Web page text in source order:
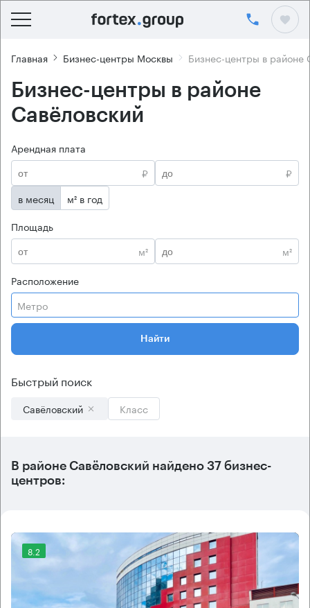
Главная Бизнес-центры Москвы Бизнес-центры в районе
Бизнес-центры в районе
Савёловский
Арендная плата
₽
₽
в месяц
м² в год
Площадь
м²
м²
Расположение
Метро
Найти
Быстрый поиск
Савёловский Класс
В районе Савёловский найдено 37 бизнес-
центров:
8.2